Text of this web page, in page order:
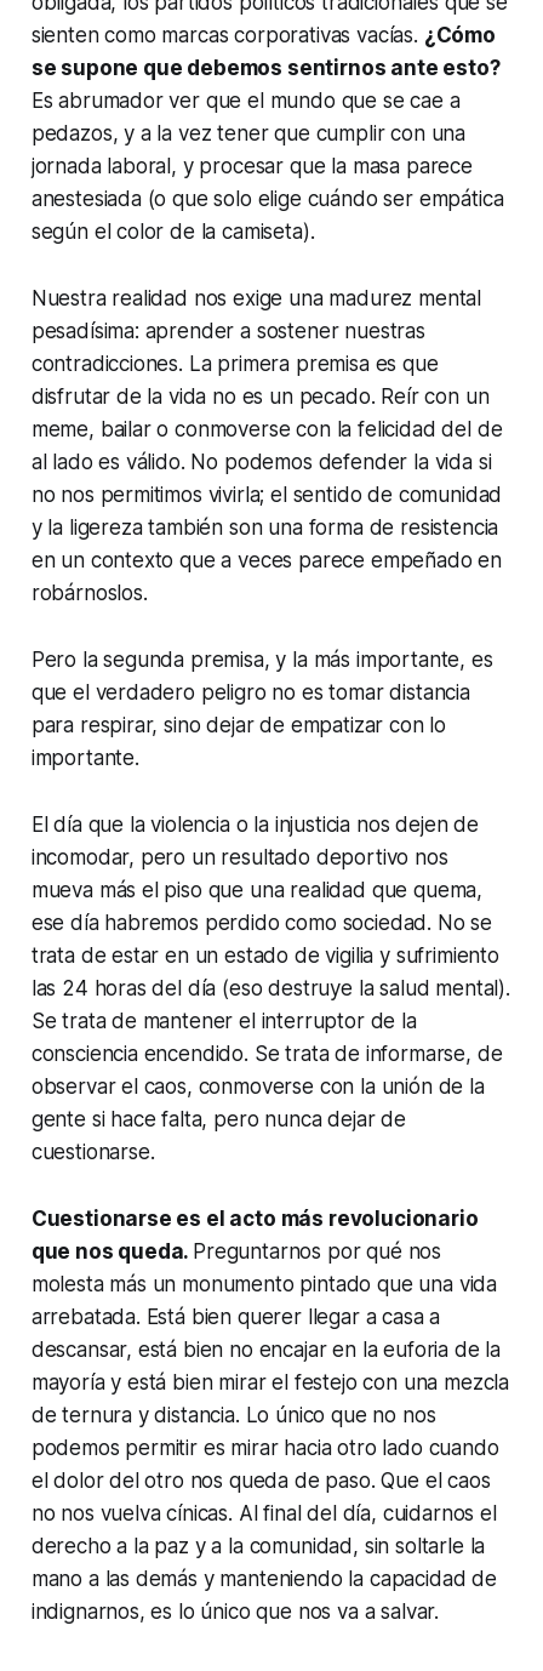
sienten como marcas corporativas vacías. ¿Cómo
se supone que debemos sentirnos ante esto?
Es abrumador ver que el mundo que se cae a
pedazos, y a la vez tener que cumplir con una
jornada laboral, y procesar que la masa parece
anestesiada (o que solo elige cuándo ser empática
según el color de la camiseta).
Nuestra realidad nos exige una madurez mental
pesadísima: aprender a sostener nuestras
contradicciones. La primera premisa es que
disfrutar de la vida no es un pecado. Reír con un
meme, bailar o conmoverse con la felicidad del de
al lado es válido. No podemos defender la vida si
no nos permitimos vivirla; el sentido de comunidad
y la ligereza también son una forma de resistencia
en un contexto que a veces parece empeñado en
robárnoslos.
Pero la segunda premisa, y la más importante, es
que el verdadero peligro no es tomar distancia
para respirar, sino dejar de empatizar con lo
importante.
El día que la violencia o la injusticia nos dejen de
incomodar, pero un resultado deportivo nos
mueva más el piso que una realidad que quema,
ese día habremos perdido como sociedad. No se
trata de estar en un estado de vigilia y sufrimiento
las 24 horas del día (eso destruye la salud mental).
Se trata de mantener el interruptor de la
consciencia encendido. Se trata de informarse, de
observar el caos, conmoverse con la unión de la
gente si hace falta, pero nunca dejar de
cuestionarse.
Cuestionarse es el acto más revolucionario
que nos queda. Preguntarnos por qué nos
molesta más un monumento pintado que una vida
arrebatada. Está bien querer llegar a casa a
descansar, está bien no encajar en la euforia de la
mayoría y está bien mirar el festejo con una mezcla
de ternura y distancia. Lo único que no nos
podemos permitir es mirar hacia otro lado cuando
el dolor del otro nos queda de paso. Que el caos
no nos vuelva cínicas. Al final del día, cuidarnos el
derecho a la paz y a la comunidad, sin soltarle la
mano a las demás y manteniendo la capacidad de
indignarnos, es lo único que nos va a salvar.